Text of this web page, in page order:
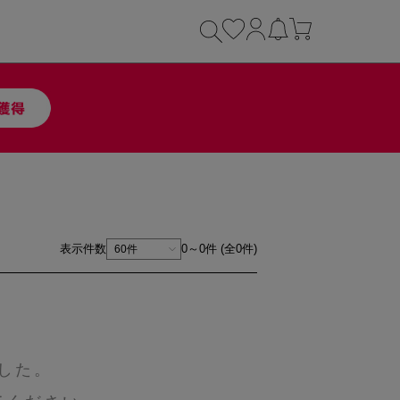
表示件数 0～0件 (全0件)
た。